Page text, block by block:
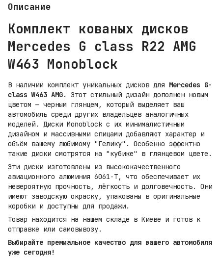
Описание
Комплект кованых дисков
Mercedes G class R22 AMG
W463 Monoblock
В наличии комплект уникальных дисков для Mercedes G-
class W463 AMG. Этот стильный дизайн дополнен новым
цветом — черным глянцем, который выделяет ваш
автомобиль среди других владельцев аналогичных
моделей. Диски Monoblock с их минималистичным
дизайном и массивными спицами добавляют характер и
объём вашему любимому "Гелику". Особенно эффектно
такие диски смотрятся на "кубике" в глянцевом цвете.
Эти диски изготовлены из высококачественного
авиационного алюминия 6061-T, что обеспечивает их
невероятную прочность, лёгкость и долговечность. Они
имеют заводскую окраску, упакованы в оригинальные
коробки и доступны для продажи.
Товар находится на нашем складе в Киеве и готов к
отправке или самовывозу.
Выбирайте премиальное качество для вашего автомобиля
уже сегодня!